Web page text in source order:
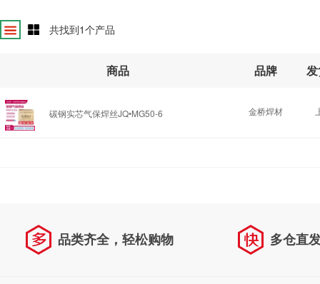
共找到1个产品
商品 品牌
碳钢实芯气保焊丝JQ•MG50-6 金桥焊材
品类齐全，轻松购物 多仓直